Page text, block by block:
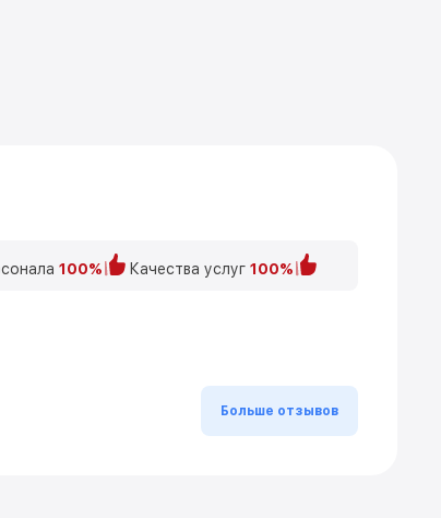
100% Качества услуг 100%
Больше отзывов